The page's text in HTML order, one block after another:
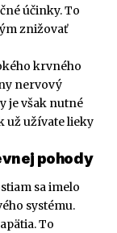
účinky. To
znižovať
krvného
nervový
je však nutné
už užívate lieky
pohody
sa imelo
systému.
To